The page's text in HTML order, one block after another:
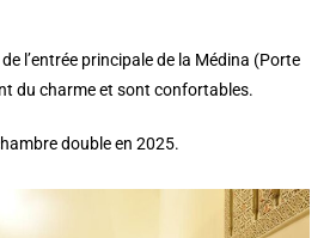
l’entrée principale de la Médina (Porte
du charme et sont confortables.
double en 2025.